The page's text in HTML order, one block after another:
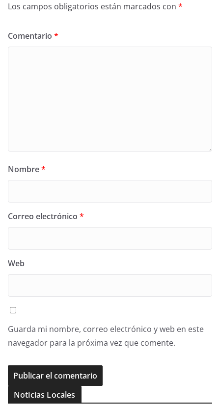
Los campos obligatorios están marcados con *
Comentario *
Nombre*
Correo electrónico *
Web
Guarda mi nombre, correo electrónico y web en este
navegador para la próxima vez que comente.
Noticias Locales